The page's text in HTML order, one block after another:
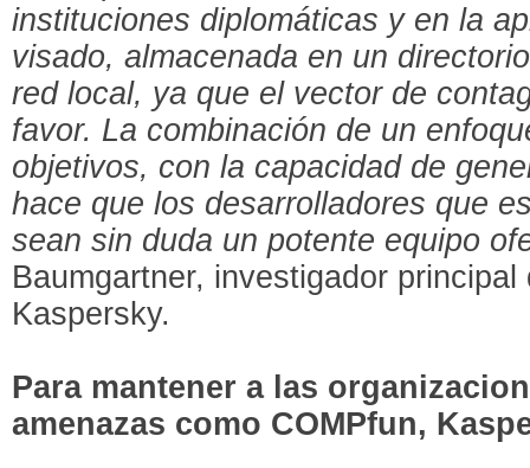
instituciones diplomáticas y en la
visado, almacenada en un
red local, ya que el vector de
favor. La combinación de un
objetivos, con la capacidad de
hace que los desarrolladores que
sean sin duda un potente equipo
Baumgartner, investigador
Kaspersky.
Para mantener a las
amenazas como COMPfun,